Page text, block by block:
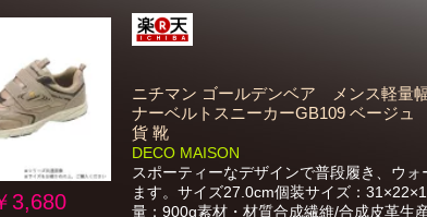
3,680
ニチマン ゴールデンベア メンス軽量
ナーベルトスニーカーGB109 ベージ
貨 靴
DECO MAISON
スポーティーなデザインで普段履き、ウォ
ます。サイズ27.0cm個装サイズ：
量：900g素材・材質合成繊維/合成皮革生